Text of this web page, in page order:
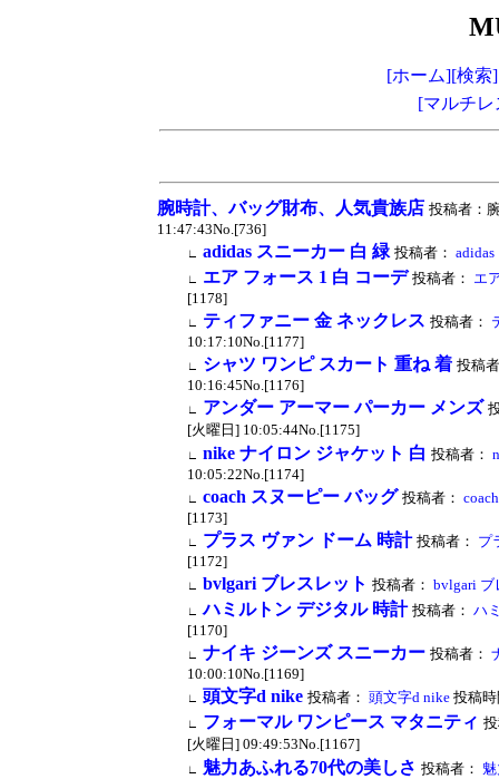
[ホーム][検索]
[マルチ
腕時計、バッグ財布、人気貴族店 投稿者：
11:47:43No.[736]
∟ adidas スニーカー 白 緑 投稿者：
∟ エア フォース 1 白 コーデ 投稿者： エ
[1178]
∟ ティファニー 金 ネックレス 投稿者：
10:17:10No.[1177]
∟ シャツ ワンピ スカート 重ね 着 投稿
10:16:45No.[1176]
∟ アンダー アーマー パーカー メンズ
[火曜日] 10:05:44No.[1175]
∟ nike ナイロン ジャケット 白 投稿者：
10:05:22No.[1174]
∟ coach スヌーピー バッグ 投稿者：
[1173]
∟ プラス ヴァン ドーム 時計 投稿者： プ
[1172]
∟ bvlgari ブレスレット 投稿者： bvlgari ブ
∟ ハミルトン デジタル 時計 投稿者： ハ
[1170]
∟ ナイキ ジーンズ スニーカー 投稿者：
10:00:10No.[1169]
∟ 頭文字d nike 投稿者： 頭文字d nike 投稿
∟ フォーマル ワンピース マタニティ
[火曜日] 09:49:53No.[1167]
∟ 魅力あふれる70代の美しさ 投稿者：